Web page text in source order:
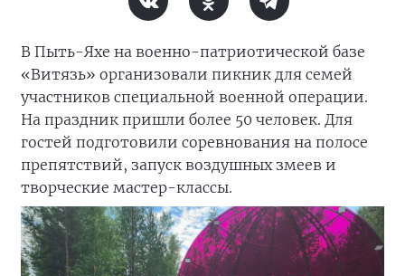
В Пыть-Яхе на военно-патриотической базе
«Витязь» организовали пикник для семей
участников специальной военной операции.
На праздник пришли более 50 человек. Для
гостей подготовили соревнования на полосе
препятствий, запуск воздушных змеев и
творческие мастер-классы.